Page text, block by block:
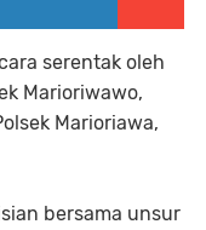
serentak oleh
Marioriwawo,
Marioriawa,
bersama unsur